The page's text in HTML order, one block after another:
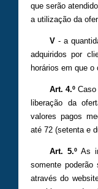
que serão
a utilização da
V- a
adquiridos por
horários em que
Art. 4.ºCaso
liberação da
valores pagos
até 72 (setenta e
Art. 5.ºAs
somente poderão
através do